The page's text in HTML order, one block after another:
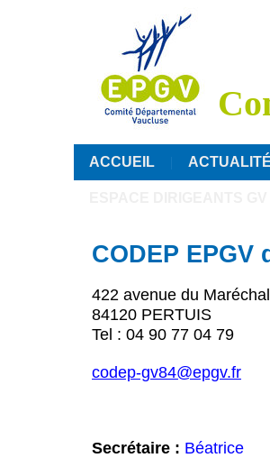
ACCUEIL
CODEP EPGV
422 avenue du
84120 PERTUIS
Tel : 04 90 77 04 79
codep-gv84@epgv.fr
Secrétaire : Béatrice